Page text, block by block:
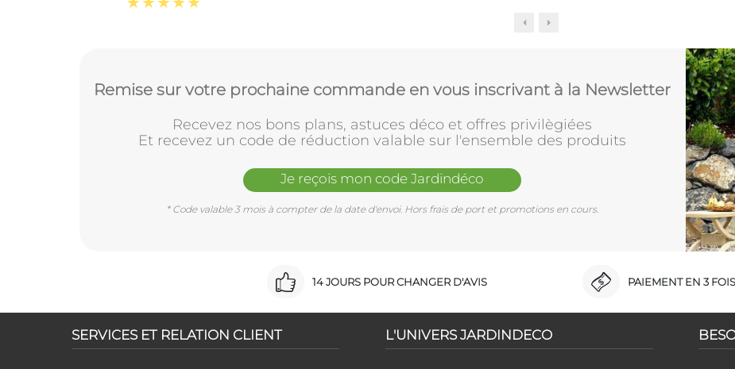
Remise sur votre prochaine commande en vous inscrivant à la Newsletter
Recevez nos bons plans, astuces déco et offres privilègiées
Et recevez un code de réduction valable sur l'ensemble des produits
Je reçois mon code Jardindéco
* Code valable 3 mois à compter de la date d'envoi. Hors frais de port et promotions en cours.
14 JOURS POUR CHANGER D'AVIS PAIEMENT EN 3
SERVICES ET RELATION CLIENT L'UNIVERS JARDINDECO